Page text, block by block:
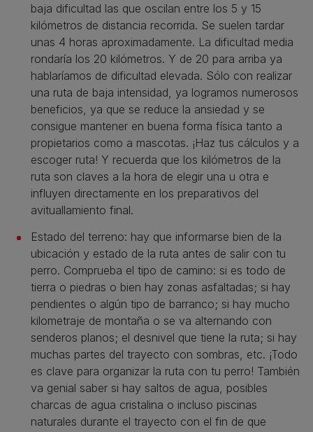
baja dificultad las que oscilan entre los 5 y 15
kilómetros de distancia recorrida. Se suelen tardar
unas 4 horas aproximadamente. La dificultad media
rondaría los 20 kilómetros. Y de 20 para arriba ya
hablaríamos de dificultad elevada. Sólo con realizar
una ruta de baja intensidad, ya logramos numerosos
beneficios, ya que se reduce la ansiedad y se
consigue mantener en buena forma física tanto a
propietarios como a mascotas. ¡Haz tus cálculos y a
escoger ruta! Y recuerda que los kilómetros de la
ruta son claves a la hora de elegir una u otra e
influyen directamente en los preparativos del
avituallamiento final.
Estado del terreno: hay que informarse bien de la
ubicación y estado de la ruta antes de salir con tu
perro. Comprueba el tipo de camino: si es todo de
tierra o piedras o bien hay zonas asfaltadas; si hay
pendientes o algún tipo de barranco; si hay mucho
kilometraje de montaña o se va alternando con
senderos planos; el desnivel que tiene la ruta; si hay
muchas partes del trayecto con sombras, etc. ¡Todo
es clave para organizar la ruta con tu perro! También
va genial saber si hay saltos de agua, posibles
charcas de agua cristalina o incluso piscinas
naturales durante el trayecto con el fin de que